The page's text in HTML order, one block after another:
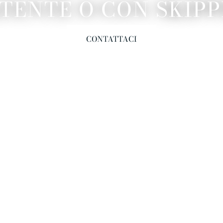
O CON
CONTATTACI